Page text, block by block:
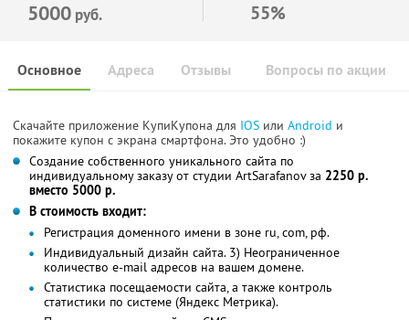
5000 руб. 55%
Основное Отзывы Вопросы по акции
Адреса
Скачайте приложение КупиКупона для IOS или Android и
покажите купон с экрана смартфона. Это удобно :)
Создание собственного уникального сайта по
индивидуальному заказу от студии ArtSarafanov за 2250 р.
вместо 5000 р.
В стоимость входит:
Регистрация доменного имени в зоне ru, com, рф.
Индивидуальный дизайн сайта. 3) Неограниченное
количество е-mail адресов на вашем домене.
Статистика посещаемости сайта, а также контроль
статистики по системе (Яндекс Метрика).